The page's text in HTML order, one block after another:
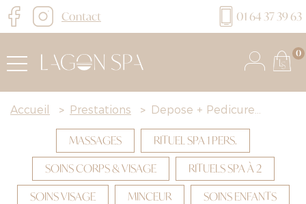
Contact 01 64 37 39 63
0
Accueil > Prestations > Depose + Pedicure...
MASSAGES
RITUEL SPA 1 PERS.
SOINS CORPS & VISAGE
RITUELS SPA À 2
SOINS VISAGE
MINCEUR
SOINS ENFANTS